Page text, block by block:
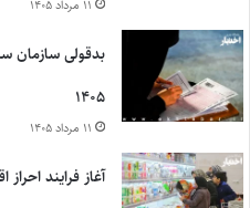
۱۱ مرداد ۱۴۰۵
بدقولی سازمان
۱۴۰۵
۱۱ مرداد ۱۴۰۵
آغاز فرایند